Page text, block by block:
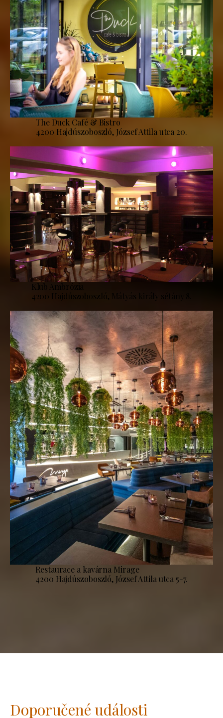
The Duck Café & Bistro
4200 Hajdúszoboszló, József Attila utca 20.
Klub Ambrózia
4200 Hajdúszoboszló, Mátyás király sétány 8.
Restaurace a kavárna Mirage
4200 Hajdúszoboszló, József Attila utca 5-7.
Doporučené události